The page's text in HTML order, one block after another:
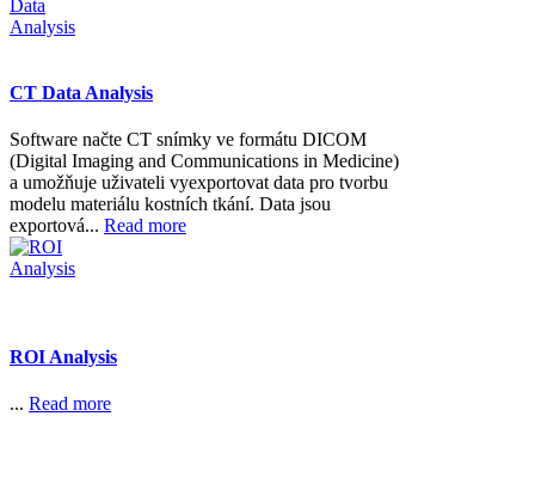
CT Data Analysis
Software načte CT snímky ve formátu DICOM
(Digital Imaging and Communications in Medicine)
a umožňuje uživateli vyexportovat data pro tvorbu
modelu materiálu kostních tkání. Data jsou
exportová... Read more
ROI Analysis
... Read more